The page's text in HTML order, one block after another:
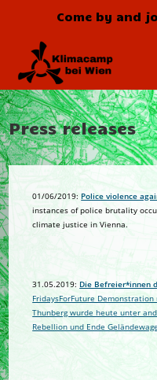
content
Come by and
Press releases
01/06/2019:Police violence
instances of police brutality
climate justice in Vienna.
31.05.2019: Die Befreier*innen
FridaysForFuture
Thunberg wurde heute unter
Rebellion und Ende